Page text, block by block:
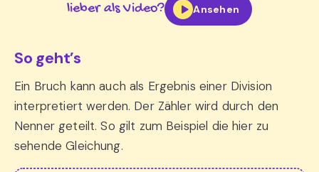
lieber als Video? Ansehen
So geht’s
Ein Bruch kann auch als Ergebnis einer Division
interpretiert werden. Der Zähler wird durch den
Nenner geteilt. So gilt zum Beispiel die hier zu
sehende Gleichung.